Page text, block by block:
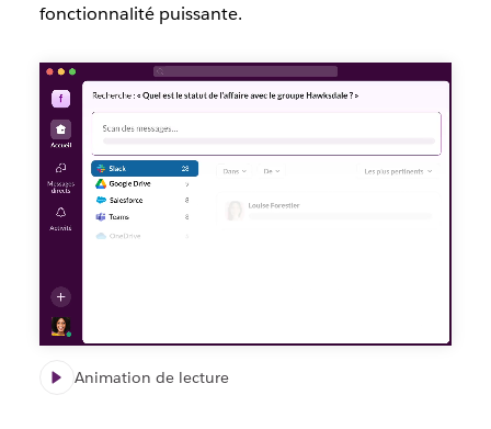
fonctionnalité puissante.
Animation de lecture